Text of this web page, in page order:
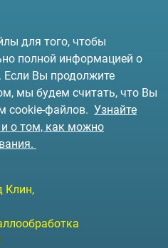
для того, чтобы
полной информацией о
Если Вы продолжите
мы будем считать, что Вы
cookie-файлов. Узнайте
и о том, как можно
Клин,